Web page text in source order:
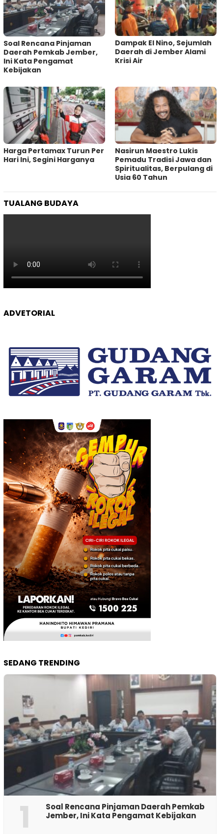
‎Soal Rencana Pinjaman
Daerah Pemkab Jember,
Ini Kata Pengamat
Kebijakan ‎
Dampak El Nino, Sejumlah
Daerah di Jember Alami
Krisi Air
Harga Pertamax Turun Per
Hari Ini, Segini Harganya
‎Nasirun Maestro Lukis
Pemadu Tradisi Jawa dan
Spiritualitas, Berpulang di
Usia 60 Tahun
TUALANG BUDAYA
ADVETORIAL
SEDANG TRENDING
1
‎Soal Rencana Pinjaman Daerah Pemkab
Jember, Ini Kata Pengamat Kebijakan ‎